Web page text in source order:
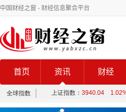
中国财经之窗 - 财经信息聚合平台
首页 资讯 财经